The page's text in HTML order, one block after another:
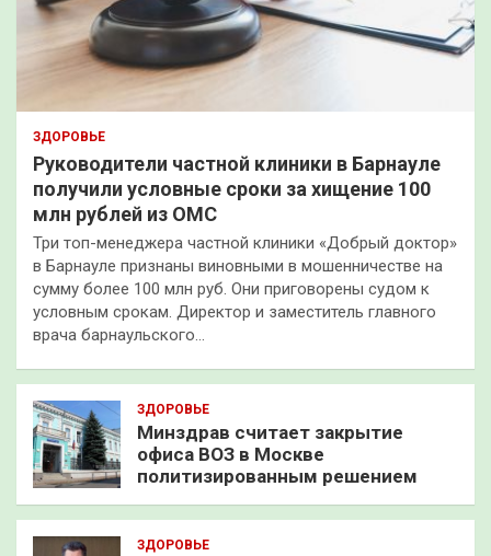
ЗДОРОВЬЕ
Руководители частной клиники в Барнауле
получили условные сроки за хищение 100
млн рублей из ОМС
Три топ-менеджера частной клиники «Добрый доктор»
в Барнауле признаны виновными в мошенничестве на
сумму более 100 млн руб. Они приговорены судом к
условным срокам. Директор и заместитель главного
врача барнаульского…
ЗДОРОВЬЕ
Минздрав считает закрытие
офиса ВОЗ в Москве
политизированным решением
ЗДОРОВЬЕ